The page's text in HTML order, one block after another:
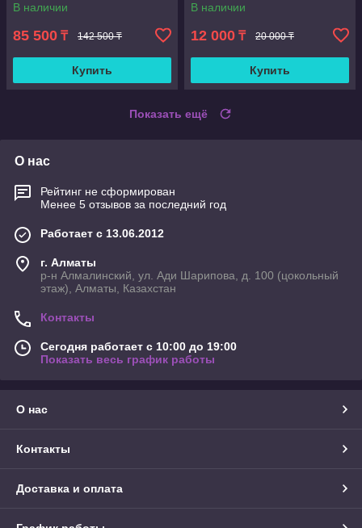
В наличии
85 500 ₸ 142 500 ₸
Купить
В наличии
12 000 ₸ 20 000 ₸
Купить
Показать ещё
О нас
Рейтинг не сформирован
Менее 5 отзывов за последний год
Работает с 13.06.2012
г. Алматы
р-н Алмалинский, ул. Ади Шарипова, д. 100 (цокольный
этаж), Алматы, Казахстан
Контакты
Сегодня работает с 10:00 до 19:00
Показать весь график работы
О нас
Контакты
Доставка и оплата